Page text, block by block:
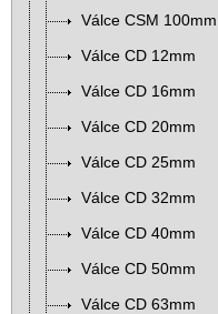
Válce CSM 100mm
Válce CD 12mm
Válce CD 16mm
Válce CD 20mm
Válce CD 25mm
Válce CD 32mm
Válce CD 40mm
Válce CD 50mm
Válce CD 63mm